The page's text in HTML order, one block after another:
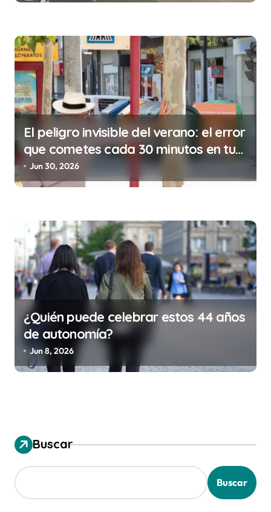
a
d
a
s
El peligro invisible del verano: el error
que cometes cada 30 minutos en tu
trabajo (y la ilegalidad que te puede
costar la vida)
Jun 30, 2026
¿Quién puede celebrar estos 44 años
de autonomía?
Jun 8, 2026
Buscar
Buscar